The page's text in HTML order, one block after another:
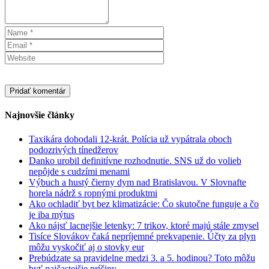
Najnovšie články
Taxikára dobodali 12-krát. Polícia už vypátrala oboch
podozrivých tínedžerov
Danko urobil definitívne rozhodnutie. SNS už do volieb
nepôjde s cudzími menami
Výbuch a hustý čierny dym nad Bratislavou. V Slovnafte
horela nádrž s ropnými produktmi
Ako ochladiť byt bez klimatizácie: Čo skutočne funguje a čo
je iba mýtus
Ako nájsť lacnejšie letenky: 7 trikov, ktoré majú stále zmysel
Tisíce Slovákov čaká nepríjemné prekvapenie. Účty za plyn
môžu vyskočiť aj o stovky eur
Prebúdzate sa pravidelne medzi 3. a 5. hodinou? Toto môžu